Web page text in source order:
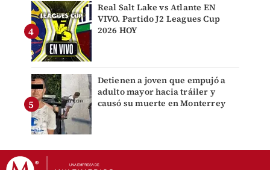
Real Salt Lake vs Atlante EN
VIVO. Partido J2 Leagues Cup
2026 HOY
Detienen a joven que empujó a
adulto mayor hacia tráiler y
causó su muerte en Monterrey